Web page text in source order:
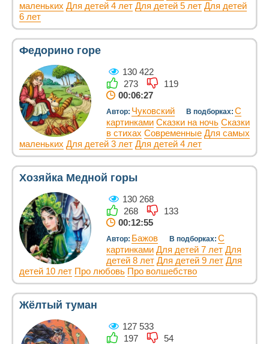
маленьких Для детей 4 лет Для детей 5 лет Для детей
6 лет
Федорино горе
130 422
273
119
00:06:27
Автор: Чуковский В подборках: С
картинками Сказки на ночь Сказки
в стихах Современные Для самых
маленьких Для детей 3 лет Для детей 4 лет
Хозяйка Медной горы
130 268
268
133
00:12:55
Автор: Бажов В подборках: С
картинками Для детей 7 лет Для
детей 8 лет Для детей 9 лет Для
детей 10 лет Про любовь Про волшебство
Жёлтый туман
127 533
197
54